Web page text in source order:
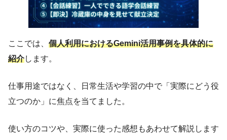
ここでは、 個人利用におけるGemini活用事例を具体的に
紹介します。
仕事用途ではなく、日常生活や学習の中で「実際にどう役
立つのか」に焦点を当てました。
使い方のコツや、実際に使った感想もあわせて解説します